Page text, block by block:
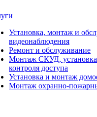
Установка, монтаж и
видеонаблюдения
Ремонт и обслуживание
Монтаж СКУД,
контроля доступа
Установка и монтаж
Монтаж охранно-